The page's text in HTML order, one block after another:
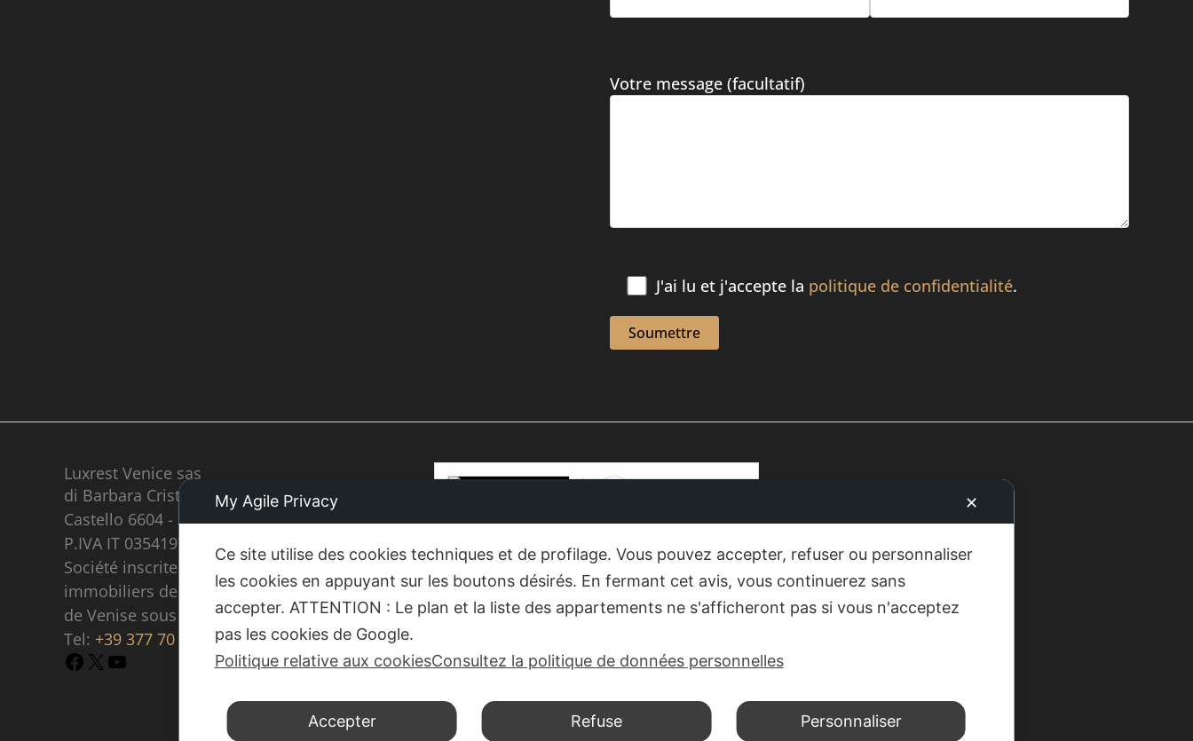
Votre message (facultatif)
J'ai lu et j'accepte la politique de confidentialité.
Luxrest Venice sas
di Barbara Cristina Maria Carron & C,
Castello 6604 - 30122 Venezia
P.IVA IT 03541970277
Société inscrite au registre des agents
immobiliers de la Chambre de commerce
de Venise sous le numéro 1797
Tel: +39 377 70 86 073
Facebook
X
Luxrest
heures il y a
# luxrestvenice6604
# werentapartments
#walkingaround
#wewaitforyou
Nous voir sur Facebook Partager
My Agile Privacy ✕
Ce site utilise des cookies techniques et de profilage. Vous pouvez accepter, refuser ou personnaliser
les cookies en appuyant sur les boutons désirés. En fermant cet avis, vous continuerez sans
accepter. ATTENTION : Le plan et la liste des appartements ne s'afficheront pas si vous n'acceptez
pas les cookies de Google.
Politique relative aux cookiesConsultez la politique de données personnelles
Accepter Refuse Personnaliser